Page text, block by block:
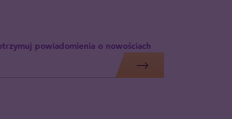
powiadomienia o nowościach